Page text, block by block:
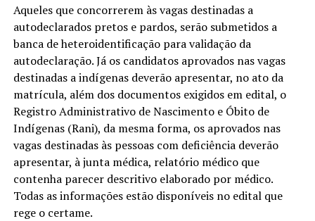
Aqueles que concorrerem às vagas destinadas a
autodeclarados pretos e pardos, serão submetidos a
banca de heteroidentificação para validação da
autodeclaração. Já os candidatos aprovados nas vagas
destinadas a indígenas deverão apresentar, no ato da
matrícula, além dos documentos exigidos em edital, o
Registro Administrativo de Nascimento e Óbito de
Indígenas (Rani), da mesma forma, os aprovados nas
vagas destinadas às pessoas com deficiência deverão
apresentar, à junta médica, relatório médico que
contenha parecer descritivo elaborado por médico.
Todas as informações estão disponíveis no edital que
rege o certame.